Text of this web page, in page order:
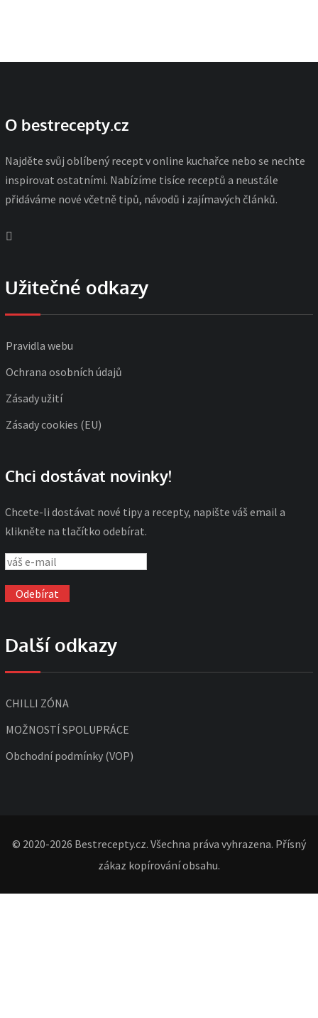
O bestrecepty.cz
Najděte svůj oblíbený recept v online kuchařce nebo se nechte
inspirovat ostatními. Nabízíme tisíce receptů a neustále
přidáváme nové včetně tipů, návodů i zajímavých článků.
Užitečné odkazy
Pravidla webu
Ochrana osobních údajů
Zásady užití
Zásady cookies (EU)
Chci dostávat novinky!
Chcete-li dostávat nové tipy a recepty, napište váš email a
klikněte na tlačítko odebírat.
Další odkazy
CHILLI ZÓNA
MOŽNOSTÍ SPOLUPRÁCE
Obchodní podmínky (VOP)
© 2020-2026 Bestrecepty.cz. Všechna práva vyhrazena. Přísný
zákaz kopírování obsahu.